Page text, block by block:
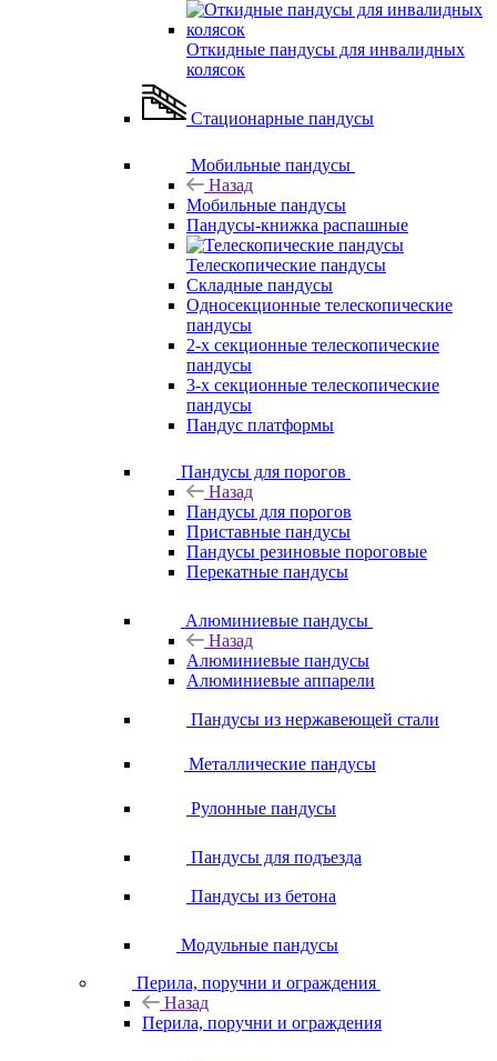
Откидные пандусы для инвалидных
колясок
Стационарные пандусы
Мобильные пандусы
Назад
Мобильные пандусы
Пандусы-книжка распашные
Телескопические пандусы
Складные пандусы
Односекционные телескопические
пандусы
2-х секционные телескопические
пандусы
3-х секционные телескопические
пандусы
Пандус платформы
Пандусы для порогов
Назад
Пандусы для порогов
Приставные пандусы
Пандусы резиновые пороговые
Перекатные пандусы
Алюминиевые пандусы
Назад
Алюминиевые пандусы
Алюминиевые аппарели
Пандусы из нержавеющей стали
Металлические пандусы
Рулонные пандусы
Пандусы для подъезда
Пандусы из бетона
Модульные пандусы
Перила, поручни и ограждения
Назад
Перила, поручни и ограждения